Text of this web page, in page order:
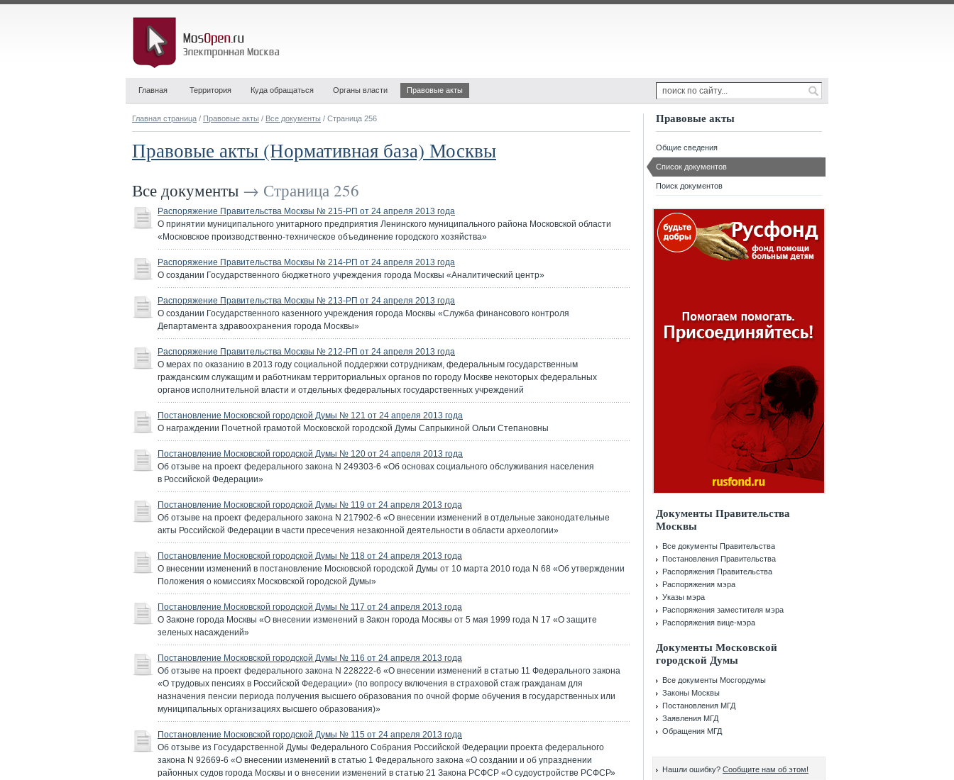
Главная Территория Куда обращаться Органы власти Правовые акты
Главная страница / Правовые акты / Все документы / Страница 256
Правовые акты (Нормативная база) Москвы
Все документы → Страница 256
Распоряжение Правительства Москвы № 215-РП от 24 апреля 2013 года
О принятии муниципального унитарного предприятия Ленинского муниципального района Московской области
«Московское производственно-техническое объединение городского хозяйства»
Распоряжение Правительства Москвы № 214-РП от 24 апреля 2013 года
О создании Государственного бюджетного учреждения города Москвы «Аналитический центр»
Распоряжение Правительства Москвы № 213-РП от 24 апреля 2013 года
О создании Государственного казенного учреждения города Москвы «Служба финансового контроля
Департамента здравоохранения города Москвы»
Распоряжение Правительства Москвы № 212-РП от 24 апреля 2013 года
О мерах по оказанию в 2013 году социальной поддержки сотрудникам, федеральным государственным
гражданским служащим и работникам территориальных органов по городу Москве некоторых федеральных
органов исполнительной власти и отдельных федеральных государственных учреждений
Постановление Московской городской Думы № 121 от 24 апреля 2013 года
О награждении Почетной грамотой Московской городской Думы Сапрыкиной Ольги Степановны
Постановление Московской городской Думы № 120 от 24 апреля 2013 года
Об отзыве на проект федерального закона N 249303-6 «Об основах социального обслуживания населения
в Российской Федерации»
Постановление Московской городской Думы № 119 от 24 апреля 2013 года
Об отзыве на проект федерального закона N 217902-6 «О внесении изменений в отдельные законодательные
акты Российской Федерации в части пресечения незаконной деятельности в области археологии»
Постановление Московской городской Думы № 118 от 24 апреля 2013 года
О внесении изменений в постановление Московской городской Думы от 10 марта 2010 года N 68 «Об утверждении
Положения о комиссиях Московской городской Думы»
Постановление Московской городской Думы № 117 от 24 апреля 2013 года
О Законе города Москвы «О внесении изменений в Закон города Москвы от 5 мая 1999 года N 17 «О защите
зеленых насаждений»
Постановление Московской городской Думы № 116 от 24 апреля 2013 года
Об отзыве на проект федерального закона N 228222-6 «О внесении изменений в статью 11 Федерального закона
«О трудовых пенсиях в Российской Федерации» (по вопросу включения в страховой стаж гражданам для
назначения пенсии периода получения высшего образования по очной форме обучения в государственных или
муниципальных организациях высшего образования)»
Постановление Московской городской Думы № 115 от 24 апреля 2013 года
Об отзыве из Государственной Думы Федерального Собрания Российской Федерации проекта федерального
закона N 92669-6 «О внесении изменений в статью 1 Федерального закона «О создании и об упразднении
районных судов города Москвы и о внесении изменений в статью 21 Закона РСФСР «О судоустройстве РСФСР»
Правовые акты
Общие сведения
Список документов
Поиск документов
Документы Правительства
Москвы
Все документы Правительства
Постановления Правительства
Распоряжения Правительства
Распоряжения мэра
Указы мэра
Распоряжения заместителя мэра
Распоряжения вице-мэра
Документы Московской
городской Думы
Все документы Мосгордумы
Законы Москвы
Постановления МГД
Заявления МГД
Обращения МГД
Нашли ошибку? Сообщите нам об этом!